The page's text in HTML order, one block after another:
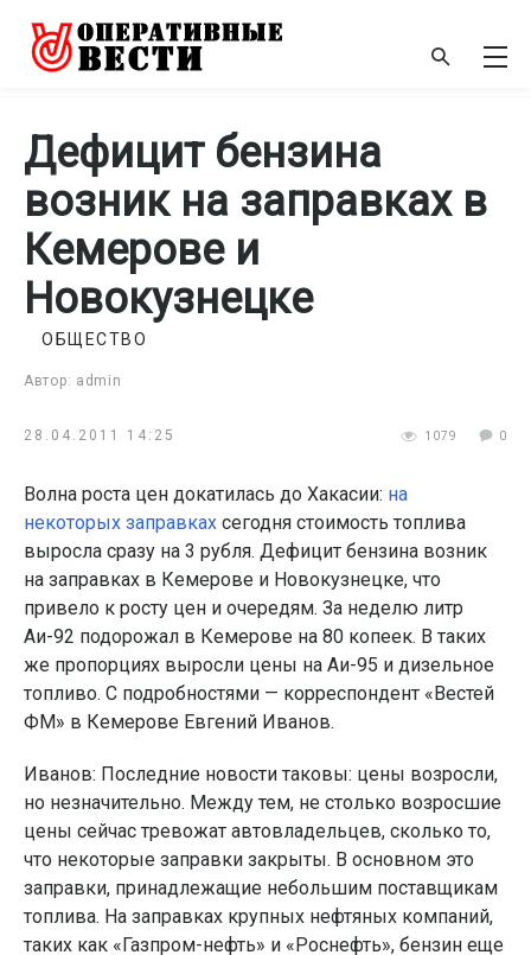
Дефицит бензина
возник на заправках в
Кемерове и
Новокузнецке
Автор: admin
ОБЩЕСТВО
28.04.2011 14:25 1079 0
Волна роста цен докатилась до Хакасии: на
некоторых заправках сегодня стоимость топлива
выросла сразу на 3 рубля. Дефицит бензина возник
на заправках в Кемерове и Новокузнецке, что
привело к росту цен и очередям. За неделю литр
Аи-92 подорожал в Кемерове на 80 копеек. В таких
же пропорциях выросли цены на Аи-95 и дизельное
топливо. С подробностями — корреспондент «Вестей
ФМ» в Кемерове Евгений Иванов.
Иванов: Последние новости таковы: цены возросли,
но незначительно. Между тем, не столько возросшие
цены сейчас тревожат автовладельцев, сколько то,
что некоторые заправки закрыты. В основном это
заправки, принадлежащие небольшим поставщикам
топлива. На заправках крупных нефтяных компаний,
таких как «Газпром-нефть» и «Роснефть», бензин еще